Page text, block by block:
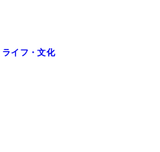
ライフ・文化